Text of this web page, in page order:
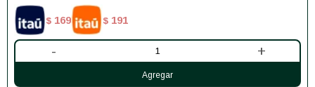
$ 169 $ 191
- +